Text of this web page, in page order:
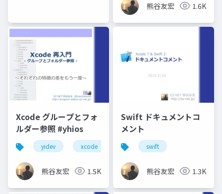
熊谷友宏 1.6K
Xcode グループとフォ
ルダー参照 #yhios
yidev xcode 横浜へなちょこ勉強会
熊谷友宏 1.5K
Swift ドキュメントコ
メント
swift
熊谷友宏 1.3K